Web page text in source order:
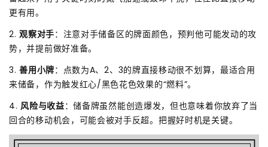
更有用。
2.观察对手：注意对手储备区的牌面颜色，预判他可能发动的攻
势，并提前做好准备。
3.善用小牌：点数为A、2、3的牌直接移动很不划算，最适合用
来储备，作为触发红心/黑色花色效果的“燃料”。
4. 风险与收益：储备牌虽然能创造爆发，但也意味着你放弃了当
回合的移动机会，可能会被对手反超。把握好时机是关键。